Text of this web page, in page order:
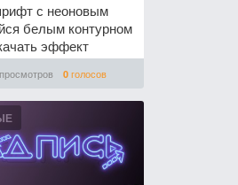
с неоновым
белым контурном
эффект
0голосов